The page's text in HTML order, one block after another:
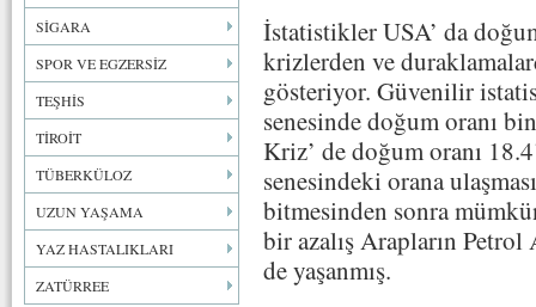
SİGARA
SPOR VE EGZERSİZ
TEŞHİS
TİROİT
TÜBERKÜLOZ
UZUN YAŞAMA
YAZ HASTALIKLARI
ZATÜRREE
İstatistikler USA’ da
krizlerden ve
gösteriyor. Güvenilir
senesinde doğum oranı
Kriz’ de doğum oranı
senesindeki orana
bitmesinden sonra
bir azalış Arapların
de yaşanmış.